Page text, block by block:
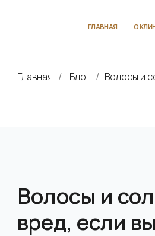
ГЛАВНАЯ О КЛИНИКЕ
Главная / Блог / Волосы и
Волосы и
вред, если